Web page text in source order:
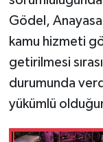
Gödel,
kamu hizmeti
getirilmesi
durumunda
yükümlü